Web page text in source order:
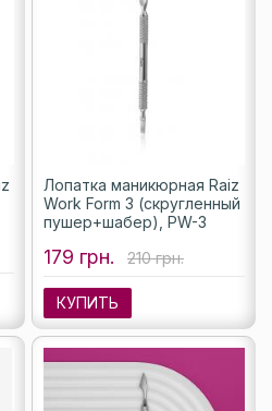
Лопатка маникюрная Raiz
Work Form 3 (скругленный
пушер+шабер), PW-3
179 грн. 210 грн.
КУПИТЬ